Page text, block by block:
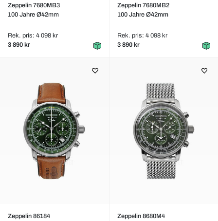
Zeppelin 7680MB3
100 Jahre Ø42mm
Rek. pris: 4 098 kr
3 890 kr
Zeppelin 7680MB2
100 Jahre Ø42mm
Rek. pris: 4 098 kr
3 890 kr
Zeppelin 86184
Zeppelin 8680M4